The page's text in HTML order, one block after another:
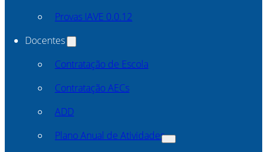
Provas IAVE 0.0.12
Docentes
Contratação de Escola
Contratação AECs
ADD
Plano Anual de Atividades